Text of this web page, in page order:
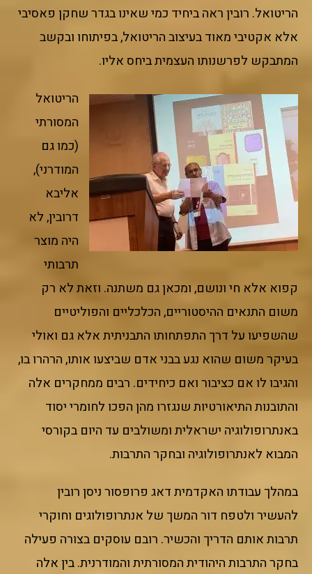
הריטואל. רובין ראה ביחיד כמי שאינו בגדר שחקן פאסיבי
אלא אקטיבי מאוד בעיצוב הריטואל, בפיתוחו ובקשב
המתבקש לפרשנותו העצמית ביחס אליו.
הריטואל
המסורתי
(כמו גם
המודרני),
אליבא
דרובין, לא
היה מוצר
תרבותי
קפוא אלא חי ונושם, ומכאן גם משתנה. וזאת לא רק
משום התנאים ההיסטוריים, הכלכליים והפוליטיים
שהשפיעו על דרך התפתחותו התבניתית אלא גם ואולי
בעיקר משום שהוא נגע בבני אדם שביצעו אותו, הרהרו בו,
והגיבו לו אם כציבור ואם כיחידים. רבים ממחקרים אלה
והתובנות התיאורטיות שנגזרו מהן הפכו לחומרי יסוד
באנתרופולוגיה ישראלית ומשולבים עד היום בקורסי
המבוא לאנתרופולוגיה ובחקר התרבות.
במהלך עבודתו האקדמית דאג פרופסור ניסן רובין
להעשיר ולטפח דור המשך של אנתרופולוגים וחוקרי
תרבות אותם הדריך והכשיר. רובם עוסקים בצורה פעילה
בחקר התרבות היהודית המסורתית והמודרנית. בין אלה